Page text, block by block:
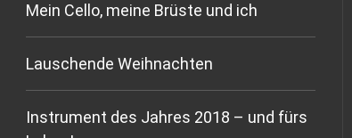
Mein Cello, meine Brüste und ich
Lauschende Weihnachten
Instrument des Jahres 2018 – und fürs